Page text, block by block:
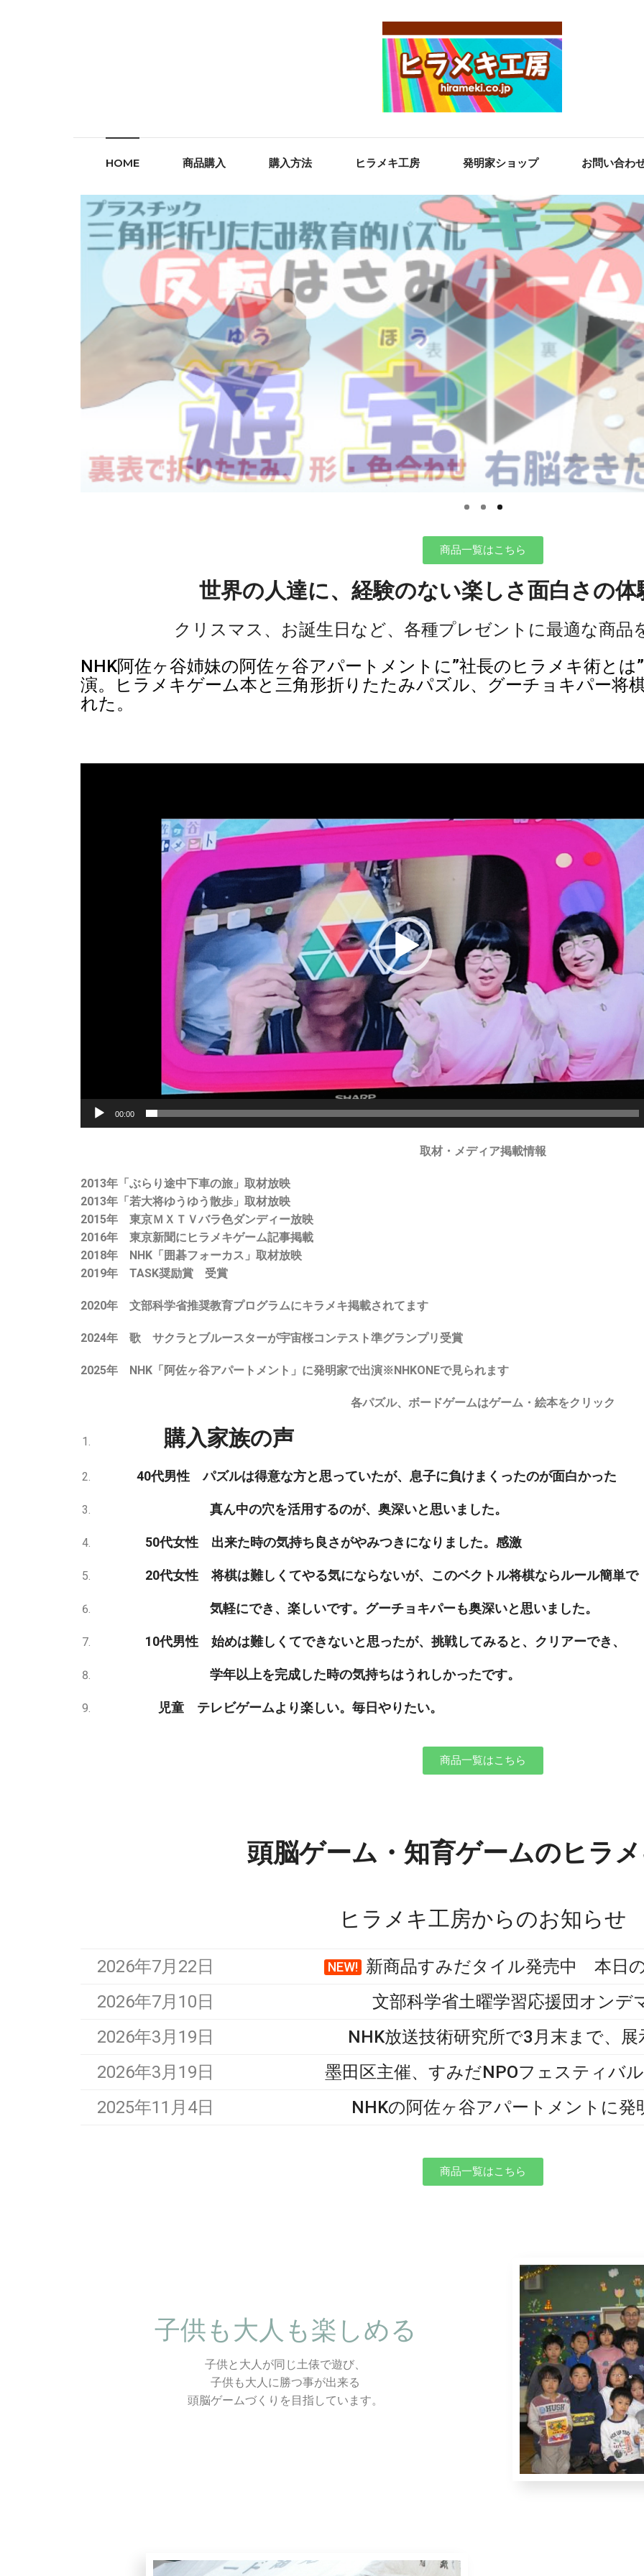
HOME 商品購入 購入方法 ヒラメキ工房 発明家ショップ お問い合わ
商品一覧はこちら
世界の人達に、経験のない楽しさ面白さの体
クリスマス、お誕生日など、各種プレゼントに最適な商品
NHK阿佐ヶ谷姉妹の阿佐ヶ谷アパートメントに”社長のヒラメキ術とは
演。ヒラメキゲーム本と三角形折りたたみパズル、グーチョキパー将
れた。
00:00
取材・メディア掲載情報
2013年「ぶらり途中下車の旅」取材放映
2013年「若大将ゆうゆう散歩」取材放映
2015年 東京ＭＸＴＶバラ色ダンディー放映
2016年 東京新聞にヒラメキゲーム記事掲載
2018年 NHK「囲碁フォーカス」取材放映
2019年 TASK奨励賞 受賞
2020年 文部科学省推奨教育プログラムにキラメキ掲載されてます
2024年 歌 サクラとブルースターが宇宙桜コンテスト準グランプリ受賞
2025年 NHK「阿佐ヶ谷アパートメント」に発明家で出演※NHKONEで見られます
各パズル、ボードゲームはゲーム・絵本をクリック
購入家族の声
40代男性 パズルは得意な方と思っていたが、息子に負けまくったのが面白かった
真ん中の穴を活用するのが、奥深いと思いました。
50代女性 出来た時の気持ち良さがやみつきになりました。感激
20代女性 将棋は難しくてやる気にならないが、このベクトル将棋ならルール簡単で
気軽にでき、楽しいです。グーチョキパーも奥深いと思いました。
10代男性 始めは難しくてできないと思ったが、挑戦してみると、クリアーでき、
学年以上を完成した時の気持ちはうれしかったです。
児童 テレビゲームより楽しい。毎日やりたい。
商品一覧はこちら
頭脳ゲーム・知育ゲームのヒラ
ヒラメキ工房からのお知らせ
2026年7月22日 NEW! 新商品すみだタイル発売中 本日
2026年7月10日
文部科学省土曜学習応援団オンデ
2026年3月19日
NHK放送技術研究所で3月末まで、
2026年3月19日
墨田区主催、すみだNPOフェスティバ
2025年11月4日
NHKの阿佐ヶ谷アパートメントに発
商品一覧はこちら
子供も大人も楽しめる
子供と大人が同じ土俵で遊び、
子供も大人に勝つ事が出来る
頭脳ゲームづくりを目指しています。